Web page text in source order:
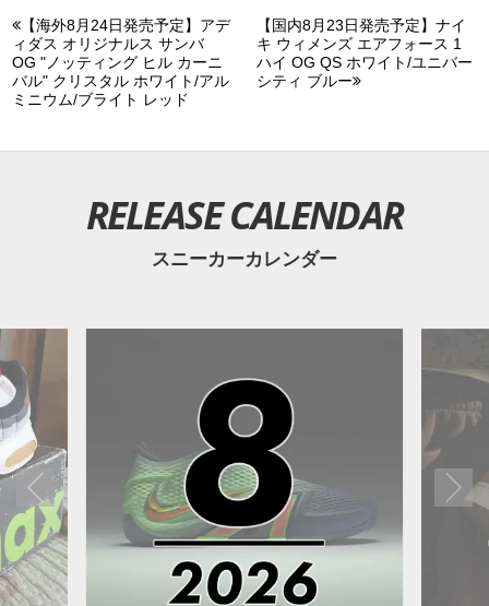
【海外8月24日発売予定】アデ
ィダス オリジナルス サンバ
OG "ノッティング ヒル カーニ
バル" クリスタル ホワイト/アル
ミニウム/ブライト レッド
【国内8月23日発売予定】ナイ
キ ウィメンズ エアフォース 1
ハイ OG QS ホワイト/ユニバー
シティ ブルー
RELEASE CALENDAR
スニーカーカレンダー